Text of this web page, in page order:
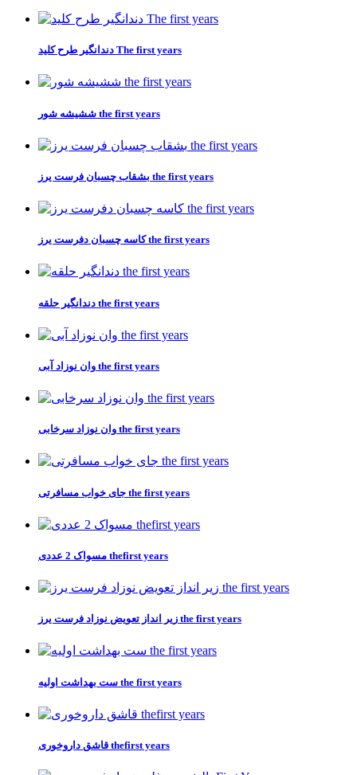
دندانگير طرح كليد The first years
ششیشه شور the first years
بشقاب چسبان فرست یرز the first years
کاسه چسبان دفرست یرز the first years
دندانگیر حلقه the first years
وان نوزاد آبی the first years
وان نوزاد سرخابی the first years
جای خواب مسافرتی the first years
مسواک 2 عددی thefirst years
زیر انداز تعویض نوزاد فرست یرز the first years
ست بهداشت اولیه the first years
قاشق داروخوری thefirst years